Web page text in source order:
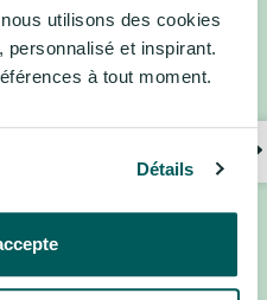
et inspirant.
à tout moment.
Détails
Normandie, France
Paris, France
Florence, Italie
Venise, Italie
Algarve, Portugal
Londres, Royaume-Uni
Suisse centrale, Suisse